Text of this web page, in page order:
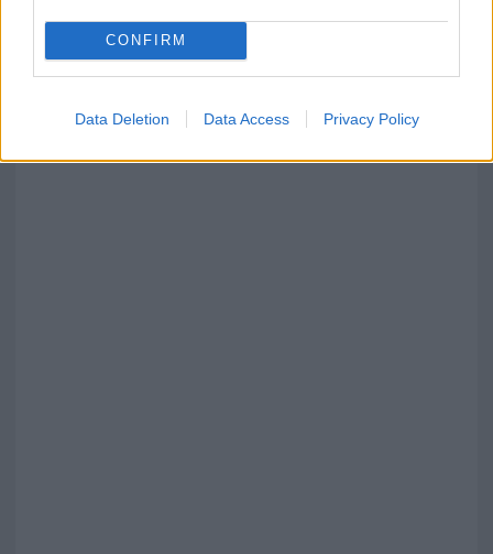
CONFIRM
Data Deletion Data Access Privacy Policy